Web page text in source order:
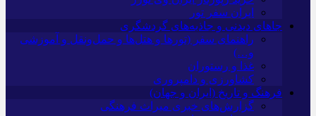
ایران سفر تور
جاهای دیدنی و جاذبه‌های گردشگری
راهنمای سفر (تورها و هتل‌ها و حمل‌و‌نقل و آموزشی
و…)
غذا و رستوران
کشاورزی و دامپروری
فرهنگ و تاریخ (ایران و جهان)
گزارش‌های خبری میراث فرهنگی